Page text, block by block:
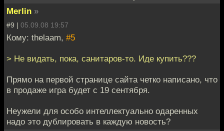
Merlin »
#9 | 05.09.08 19:57
Кому: thelaam, #5
> Не видать, пока, санитаров-то. Иде купить???
Прямо на первой странице сайта четко написано, что
в продаже игра будет с 19 сентября.
Неужели для особо интеллектуально одаренных
надо это дублировать в каждую новость?